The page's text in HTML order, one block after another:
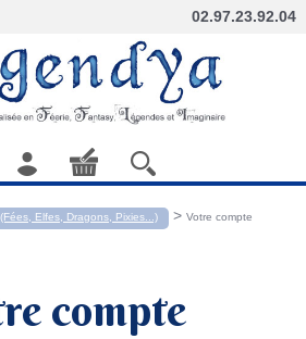
02.97.23.92.04
Elfes, Dragons, Pixies...) > Votre compte
compte